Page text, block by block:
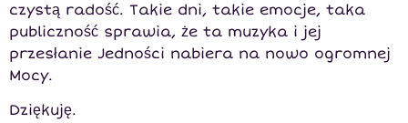
czystą radość. Takie dni, takie emocje, taka
publiczność sprawia, że ta muzyka i jej
przesłanie Jedności nabiera na nowo ogromnej
Mocy.
Dziękuję.